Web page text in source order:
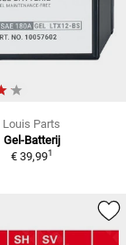
Louis Parts
Gel-Batterij
€ 39,991